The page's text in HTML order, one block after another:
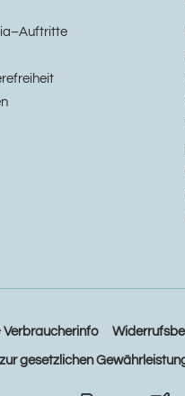
Verbraucherinfo
gesetzlichen